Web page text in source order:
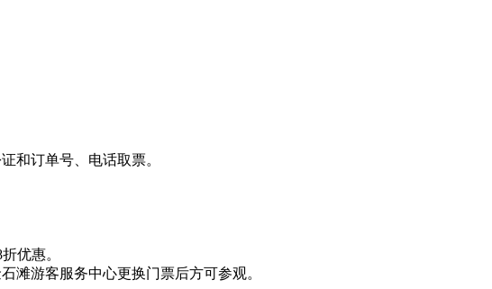
和订单号、电话取票。
优惠。
滩游客服务中心更换门票后方可参观。